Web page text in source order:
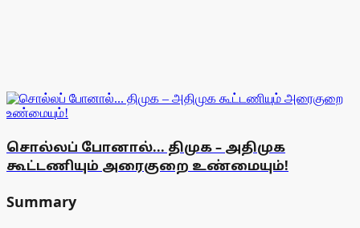
சொல்லப் போனால்... திமுக – அதிமுக
கூட்டணியும் அரைகுறை உண்மையும்!
Summary